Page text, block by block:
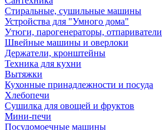
Стиральные, сушильные машины
Устройства для "Умного дома"
Утюги, парогенераторы, отпариватели
Швейные машины и оверлоки
Держатели, кронштейны
Техника для кухни
Вытяжки
Кухонные принадлежности и посуда
Хлебопечи
Сушилка для овощей и фруктов
Мини-печи
Посудомоечные машины